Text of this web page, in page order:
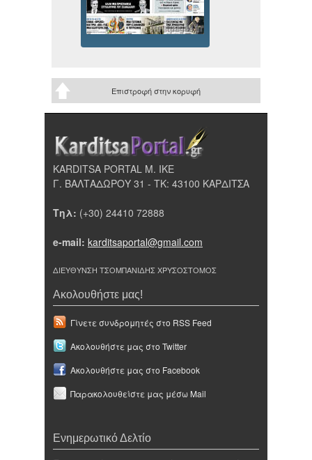
Επιστροφή στην κορυφή
KARDITSA PORTAL Μ. ΙΚΕ
Γ. ΒΑΛΤΑΔΩΡΟΥ 31 - ΤΚ: 43100 ΚΑΡΔΙΤΣΑ
Τηλ: (+30) 24410 72888
e-mail: karditsaportal@gmail.com
ΔΙΕΥΘΥΝΣΗ ΤΣΟΜΠΑΝΙΔΗΣ ΧΡΥΣΟΣΤΟΜΟΣ
Ακολουθήστε μας!
Γίνετε συνδρομητές στο RSS Feed
Ακολουθήστε μας στο Twitter
Ακολουθήστε μας στο Facebook
Παρακολουθείστε μας μέσω Mail
Ενημερωτικό Δελτίο